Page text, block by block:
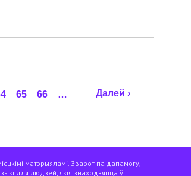
65 66 … Далей ›
матэрыяламі. Зварот па дапамогу,
для людзей, якія знаходзяцца ў